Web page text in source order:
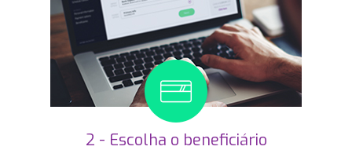
2 - Escolha o beneficiário